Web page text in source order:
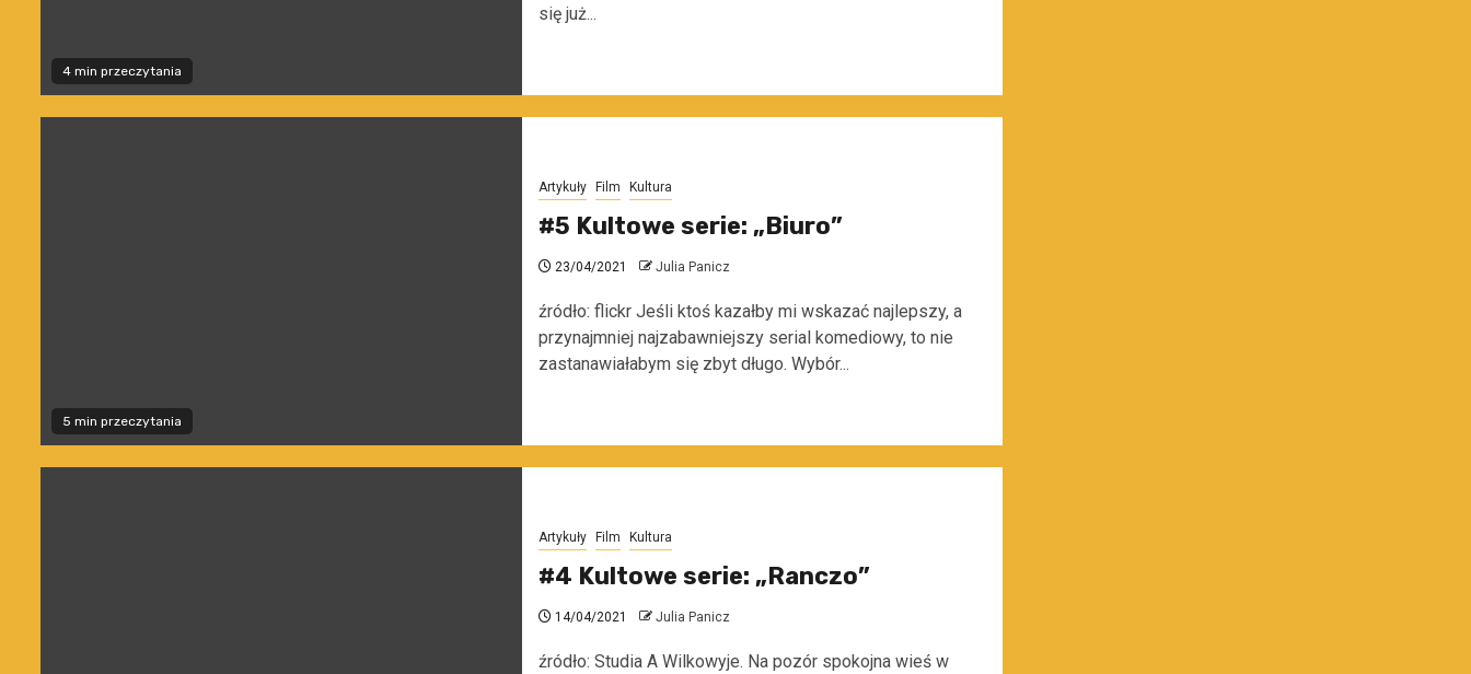
4 min przeczytania
się już...
5 min przeczytania
Artykuły Film Kultura
#5 Kultowe serie: „Biuro”
23/04/2021 Julia Panicz
źródło: flickr Jeśli ktoś kazałby mi wskazać najlepszy, a
przynajmniej najzabawniejszy serial komediowy, to nie
zastanawiałabym się zbyt długo. Wybór...
Artykuły Film Kultura
#4 Kultowe serie: „Ranczo”
14/04/2021 Julia Panicz
źródło: Studia A Wilkowyje. Na pozór spokojna wieś w